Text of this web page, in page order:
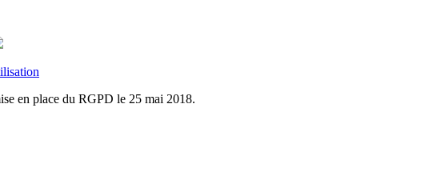
en place du RGPD le 25 mai 2018.